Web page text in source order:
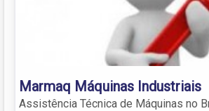
Marmaq Máquinas Industriais
Assistência Técnica de Máquinas no